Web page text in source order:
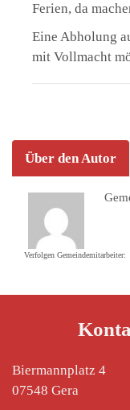
Ferien, da
Eine Abholung
mit Vollmacht
Über den Autor
Verfolgen Gemeindemitarbeiter:
Biermannplatz 4
07548 Gera